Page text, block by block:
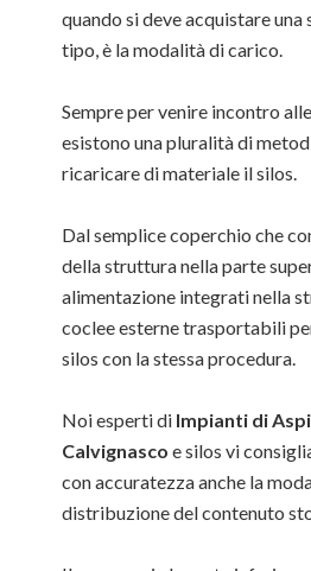
quando si deve acquistare
tipo, è la modalità di carico.
Sempre per venire incontro
esistono una pluralità di
ricaricare di materiale il silos.
Dal semplice coperchio che
della struttura nella parte
alimentazione integrati nella
coclee esterne trasportabili
silos con la stessa procedura.
Noi esperti di Impianti di
Calvignasco e silos vi
con accuratezza anche la
distribuzione del contenuto